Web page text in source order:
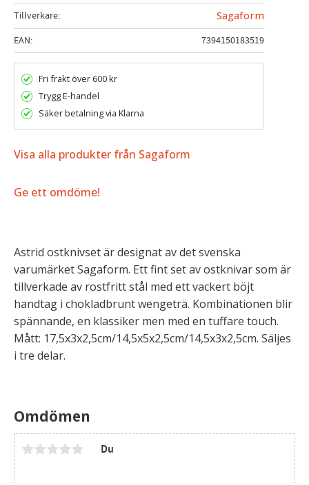
Tillverkare
Sagaform
EAN
7394150183519
Fri frakt över 600 kr
Trygg E-handel
Säker betalning via Klarna
Visa alla produkter från Sagaform
Ge ett omdöme!
Astrid ostknivset är designat av det svenska
varumärket Sagaform. Ett fint set av ostknivar som är
tillverkade av rostfritt stål med ett vackert böjt
handtag i chokladbrunt wengeträ. Kombinationen blir
spännande, en klassiker men med en tuffare touch.
Mått: 17,5x3x2,5cm/14,5x5x2,5cm/14,5x3x2,5cm. Säljes
i tre delar.
Omdömen
Du